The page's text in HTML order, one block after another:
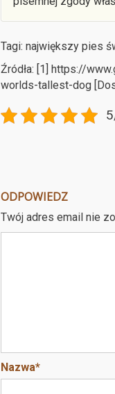
Tagi: największy pies
Źródła: [1] https://
worlds-tallest-dog
ODPOWIEDZ
Twój adres email nie
Nazwa*